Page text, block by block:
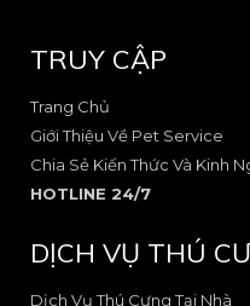
TRUY CẬP
Trang Chủ
Giới Thiệu Về Pet Service
Chia Sẻ Kiến Thức Và Kinh
HOTLINE 24/7
DỊCH VỤ THÚ
Dịch Vụ Thú Cưng Tại Nhà